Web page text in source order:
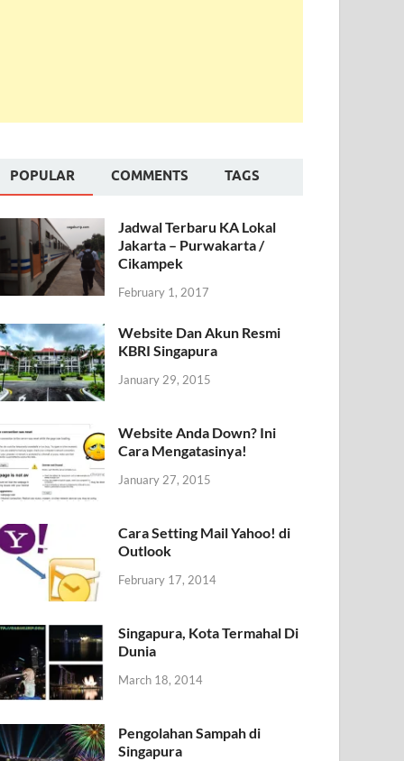
POPULAR COMMENTS TAGS
Jadwal Terbaru KA Lokal
Jakarta – Purwakarta /
Cikampek
February 1, 2017
Website Dan Akun Resmi
KBRI Singapura
January 29, 2015
Website Anda Down? Ini
Cara Mengatasinya!
January 27, 2015
Cara Setting Mail Yahoo! di
Outlook
February 17, 2014
Singapura, Kota Termahal Di
Dunia
March 18, 2014
Pengolahan Sampah di
Singapura